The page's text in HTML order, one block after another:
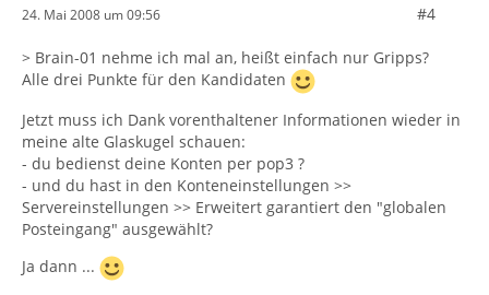
24. Mai 2008 um 09:56 #4
> Brain-01 nehme ich mal an, heißt einfach nur Gripps?
Alle drei Punkte für den Kandidaten
Jetzt muss ich Dank vorenthaltener Informationen wieder in
meine alte Glaskugel schauen:
- du bedienst deine Konten per pop3 ?
- und du hast in den Konteneinstellungen >>
Servereinstellungen >> Erweitert garantiert den "globalen
Posteingang" ausgewählt?
Ja dann ...